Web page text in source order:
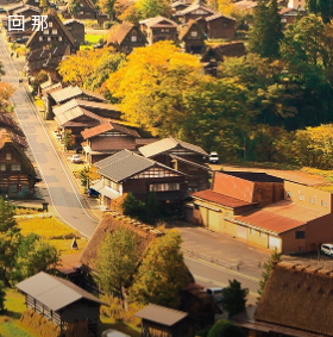
回那
染，
勝景
主題旅遊
日本賞楓旅遊
點燈．白川鄉
慶典．祭典旅
春節．過年團
主題樂園旅遊
日本賞櫻旅遊
搜尋